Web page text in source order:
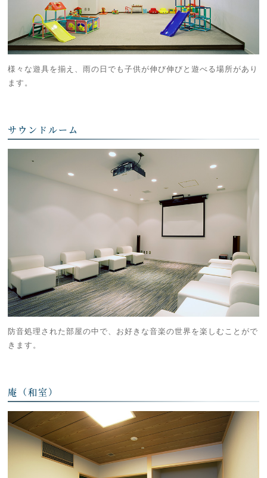
様々な遊具を揃え、雨の日でも子供が伸び伸びと遊べる場所があり
ます。
サウンドルーム
防音処理された部屋の中で、お好きな音楽の世界を楽しむことがで
きます。
庵（和室）